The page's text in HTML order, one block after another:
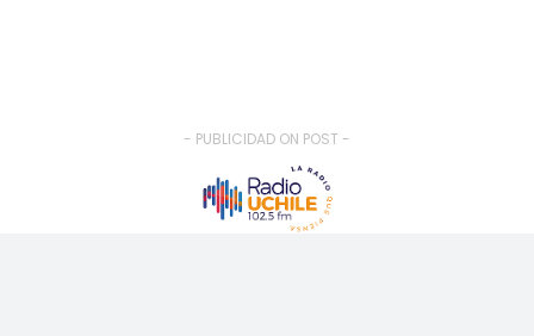
- PUBLICIDAD ON POST -